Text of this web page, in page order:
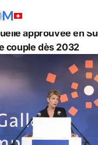
de Patrimoine
approuvée en
couple dès 2032